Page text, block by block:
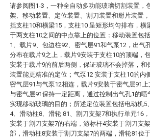
请参阅图1-3，一种全自动多功能玻璃切割装置，
架、移动装置、定位装置、割刀装置和掰片装置
括支柱10和横梁15，支柱10 呈矩形均匀排布，横
于两支柱10之间的中点靠上的位置；移动装置包
1、载片9、包边柱92、密气层91和气泵12，出气
分布在载片9之上，载片9安装于支柱10的顶端，
安装于载片9的前后两侧，保证玻璃不会掉落，和
装置能更精准的定位；气泵12 安装于支柱10的内
密气层91与气泵12相连，载片9安装于密气层91
与密气层91保持一定距离，通过控制出气孔1的喷
实现移动玻璃的目的；所述定位装置包括电动机5
4、滑动柱8、滑轮 81、割刀支架7和执行单元16
安装于割刀支架7的右端，游标杆4安装于割刀支
部，滑动柱8安装于割刀支架7的两端，滑轮81位